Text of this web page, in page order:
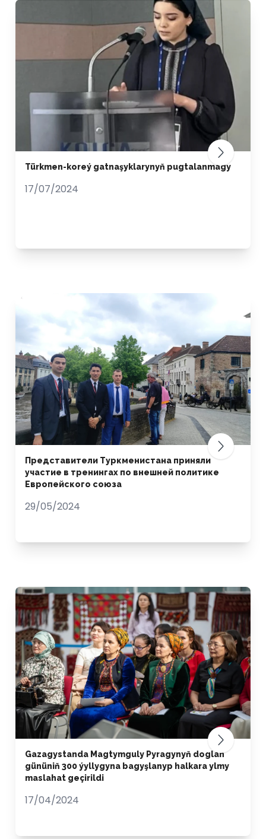
Türkmen-koreý gatnaşyklarynyň pugtalanmagy
17/07/2024
Представители Туркменистана приняли
участие в тренингах по внешней политике
Европейского союза
29/05/2024
Gazagystanda Magtymguly Pyragynyň doglan
gününiň 300 ýyllygyna bagyşlanyp halkara ylmy
maslahat geçirildi
17/04/2024